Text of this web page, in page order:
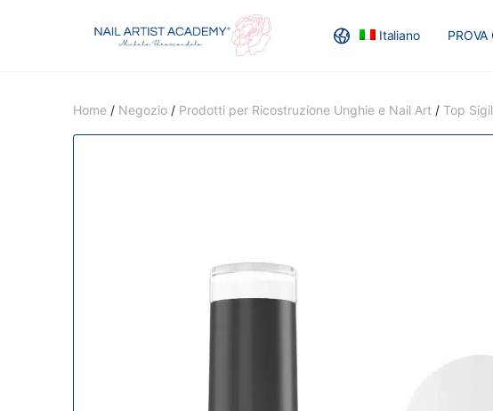
Italiano PROVA
RECENSIONI MASTER
Home / Negozio / Prodotti per Ricostruzione Unghie e Nail Art / Top